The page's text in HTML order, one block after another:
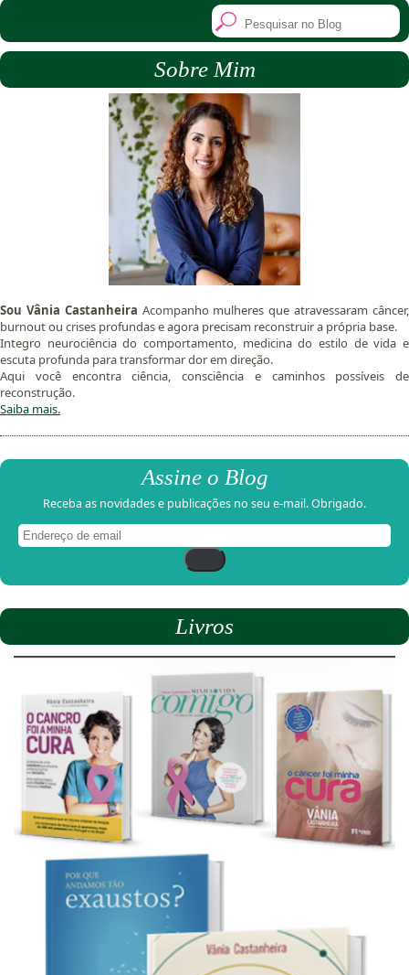
Sobre Mim
Sou Vânia Castanheira Acompanho mulheres que atravessaram câncer,
burnout ou crises profundas e agora precisam reconstruir a própria base.
Integro neurociência do comportamento, medicina do estilo de vida e
escuta profunda para transformar dor em direção.
Aqui você encontra ciência, consciência e caminhos possíveis de
reconstrução.
Saiba mais.
Assine o Blog
Receba as novidades e publicações no seu e-mail. Obrigado.
de
email
Livros